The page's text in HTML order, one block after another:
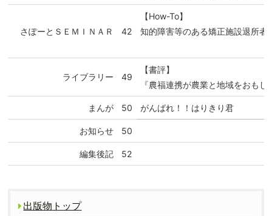
さぽーとＳＥＭＩＮＡＲ 42
【How-To】
知的障害等のある矯正施設退所
ライブラリー 49
【書評】
『農福連携が農業と地域をおもし
まんが 50 がんばれ！！はりきり君
お知らせ 50
編集後記 52
出版物トップ